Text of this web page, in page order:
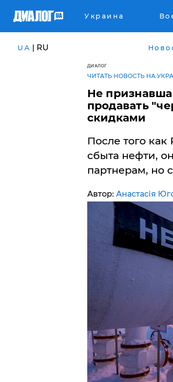
Украина
UA | RU
ДИАЛОГ
ЧИТАТЬ НОВОСТЬ НА
Не
продавать
скидками
​После того
сбыта нефти,
партнерам, но
Автор: Анастасія